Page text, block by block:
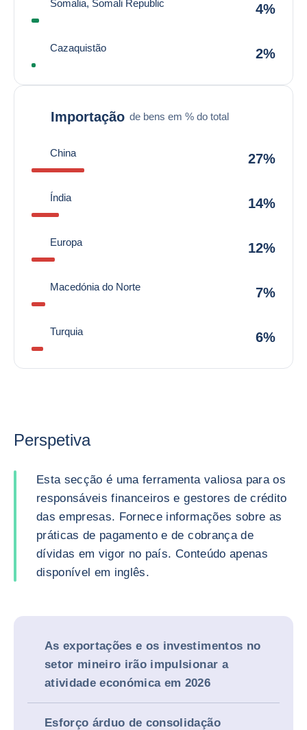
Somalia, Somali Republic 4%
Cazaquistão 2%
Importação de bens em % do total
China 27%
Índia 14%
Europa 12%
Macedónia do Norte 7%
Turquia 6%
Perspetiva
Esta secção é uma ferramenta valiosa para os
responsáveis financeiros e gestores de crédito
das empresas. Fornece informações sobre as
práticas de pagamento e de cobrança de
dívidas em vigor no país. Conteúdo apenas
disponível em inglês.
As exportações e os investimentos no
setor mineiro irão impulsionar a
atividade económica em 2026
Esforço árduo de consolidação